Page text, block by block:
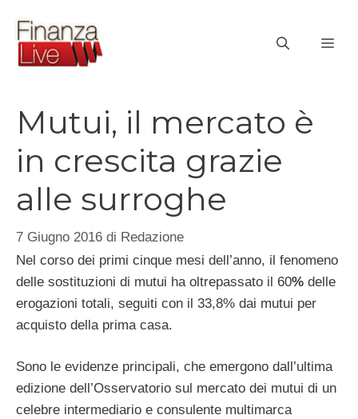
contenuto
Mutui, il mercato è
in crescita grazie
alle surroghe
7 Giugno 2016 di Redazione
Nel corso dei primi cinque mesi dell’anno, il fenomeno
delle sostituzioni di mutui ha oltrepassato il 60% delle
erogazioni totali, seguiti con il 33,8% dai mutui per
acquisto della prima casa.
Sono le evidenze principali, che emergono dall’ultima
edizione dell’Osservatorio sul mercato dei mutui di un
celebre intermediario e consulente multimarca